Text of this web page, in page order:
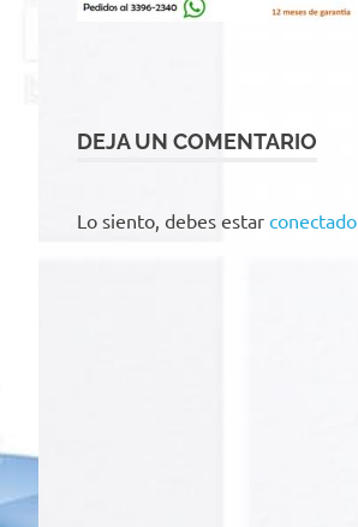
DEJA UN COMENTARIO
Lo siento, debes estar conectado